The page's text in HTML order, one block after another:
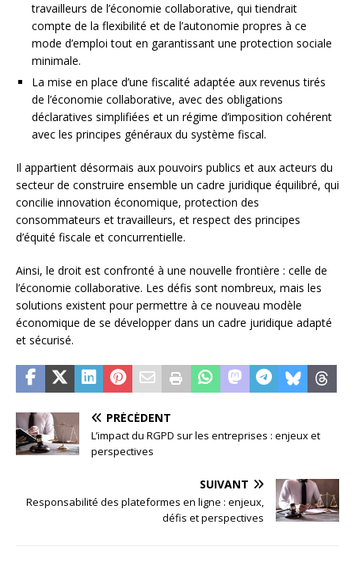
travailleurs de l’économie collaborative, qui tiendrait
compte de la flexibilité et de l’autonomie propres à ce
mode d’emploi tout en garantissant une protection sociale
minimale.
La mise en place d’une fiscalité adaptée aux revenus tirés
de l’économie collaborative, avec des obligations
déclaratives simplifiées et un régime d’imposition cohérent
avec les principes généraux du système fiscal.
Il appartient désormais aux pouvoirs publics et aux acteurs du
secteur de construire ensemble un cadre juridique équilibré, qui
concilie innovation économique, protection des
consommateurs et travailleurs, et respect des principes
d’équité fiscale et concurrentielle.
Ainsi, le droit est confronté à une nouvelle frontière : celle de
l’économie collaborative. Les défis sont nombreux, mais les
solutions existent pour permettre à ce nouveau modèle
économique de se développer dans un cadre juridique adapté
et sécurisé.
PRÉCÉDENT
L’impact du RGPD sur les entreprises : enjeux et
perspectives
SUIVANT
Responsabilité des plateformes en ligne : enjeux,
défis et perspectives